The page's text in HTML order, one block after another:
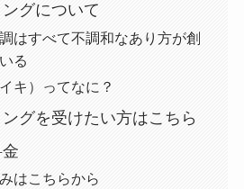
グについて
はすべて不調和なあり方が創
る
キ）ってなに？
グを受けたい方はこちら
はこちらから